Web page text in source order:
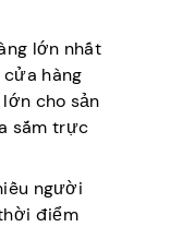
lớn nhất
cửa hàng
cho sản
sắm trực
người
điểm